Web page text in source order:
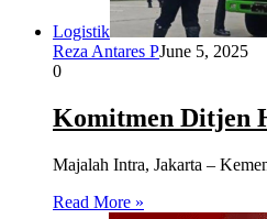
Logistik
Reza Antares PJune 5, 2025
0
Komitmen Ditjen
Majalah Intra, Jakarta –
Read More »